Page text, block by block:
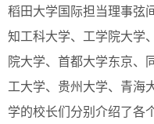
稻田大学国际担当理事弦
知工科大学、工学院大学
院大学、首都大学东京、
工大学、贵州大学、青海
学的校长们分别介绍了各